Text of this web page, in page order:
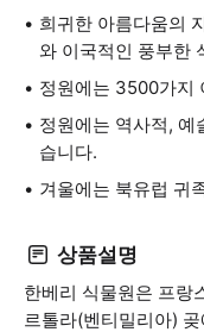
희귀한 아름다움의
와 이국적인 풍부한
정원에는 3500가지
정원에는 역사적, 예
습니다.
겨울에는 북유럽 귀
상품설명
한베리 식물원은 프랑
르톨라(벤티밀리아)